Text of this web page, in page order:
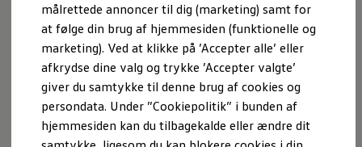
målrettede annoncer til dig (marketing) samt for
at følge din brug af hjemmesiden (funktionelle og
marketing). Ved at klikke på ’Accepter alle’ eller
afkrydse dine valg og trykke ’Accepter valgte’
giver du samtykke til denne brug af cookies og
persondata. Under ”Cookiepolitik” i bunden af
hjemmesiden kan du tilbagekalde eller ændre dit
ID. Cross
ID.3 Neo
ID.4
ID.5
ID.7
ID.7 Tourer
ID. Buzz
Konceptbiler
ID. EVERY1
ID. 2all & ID. GTI
Visuel støtte:Det interaktive ID. Light er designet til
intuitivt at hjælpe dig med at komme mere afslappet
gennem trafikken ved hjælp af intelligente lyssignaler. Som
et smalt lysbånd under forruden oversætter det
infotainment‑ og assistentsystemernes instruktioner til